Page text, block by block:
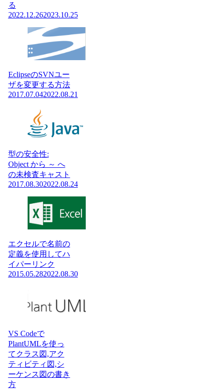
る
2022.12.262023.10.25
EclipseのSVNユー
ザを変更する方法
2017.07.042022.08.21
型の安全性:
Object から ～ へ
の未検査キャスト
2017.08.302022.08.24
エクセルで名前の
定義を使用してハ
イパーリンク
2015.05.282022.08.30
VS Codeで
PlantUMLを使っ
てクラス図,アク
ティビティ図,シ
ーケンス図の書き
方